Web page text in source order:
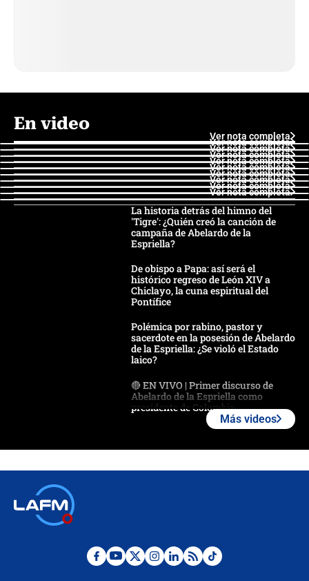
En video
Ver nota completa
Ver nota completa
Ver nota completa
Ver nota completa
Ver nota completa
Ver nota completa
Ver nota completa
Ver nota completa
Ver nota completa
Ver nota completa
La historia detrás del himno del
'Tigre': ¿Quién creó la canción de
campaña de Abelardo de la
Espriella?
De obispo a Papa: así será el
histórico regreso de León XIV a
Chiclayo, la cuna espiritual del
Pontífice
Polémica por rabino, pastor y
sacerdote en la posesión de Abelardo
de la Espriella: ¿Se violó el Estado
laico?
🔴 EN VIVO | Primer discurso de
Abelardo de la Espriella como
presidente de Colombia
Espriella en Cali inicia la
Desde dermatitis hasta infecciones:
Más videos